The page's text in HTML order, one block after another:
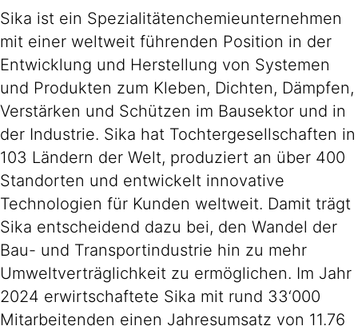
Sika ist ein Spezialitätenchemieunternehmen
mit einer weltweit führenden Position in der
Entwicklung und Herstellung von Systemen
und Produkten zum Kleben, Dichten, Dämpfen,
Verstärken und Schützen im Bausektor und in
der Industrie. Sika hat Tochtergesellschaften in
103 Ländern der Welt, produziert an über 400
Standorten und entwickelt innovative
Technologien für Kunden weltweit. Damit trägt
Sika entscheidend dazu bei, den Wandel der
Bau- und Transportindustrie hin zu mehr
Umweltverträglichkeit zu ermöglichen. Im Jahr
2024 erwirtschaftete Sika mit rund 33‘000
Mitarbeitenden einen Jahresumsatz von 11.76